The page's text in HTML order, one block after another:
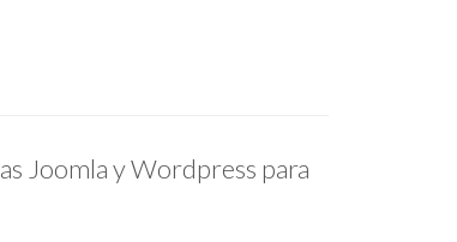
Joomla y Wordpress para